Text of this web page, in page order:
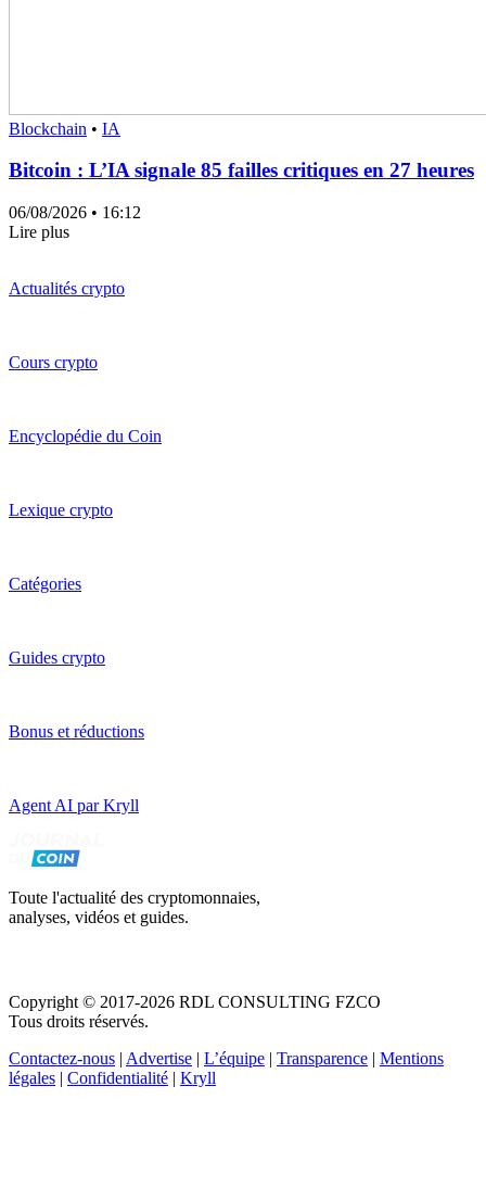
Blockchain • IA
Bitcoin : L’IA signale 85 failles critiques en 27 heures
06/08/2026 • 16:12
Lire plus
Actualités crypto
Cours crypto
Encyclopédie du Coin
Lexique crypto
Catégories
Guides crypto
Bonus et réductions
Agent AI par Kryll
Toute l'actualité des cryptomonnaies,
analyses, vidéos et guides.
Copyright © 2017-2026 RDL CONSULTING FZCO
Tous droits réservés.
Contactez-nous | Advertise | L’équipe | Transparence | Mentions
légales | Confidentialité | Kryll